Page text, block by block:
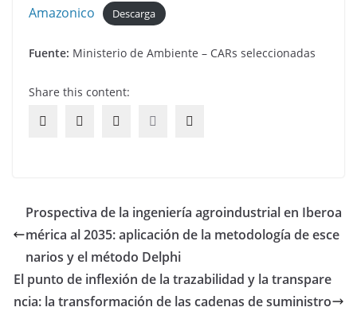
Amazonico
Descarga
Fuente: Ministerio de Ambiente – CARs seleccionadas
Share this content:
Prospectiva de la ingeniería agroindustrial en Iberoa
mérica al 2035: aplicación de la metodología de esce
narios y el método Delphi
El punto de inflexión de la trazabilidad y la transpare
ncia: la transformación de las cadenas de suministro